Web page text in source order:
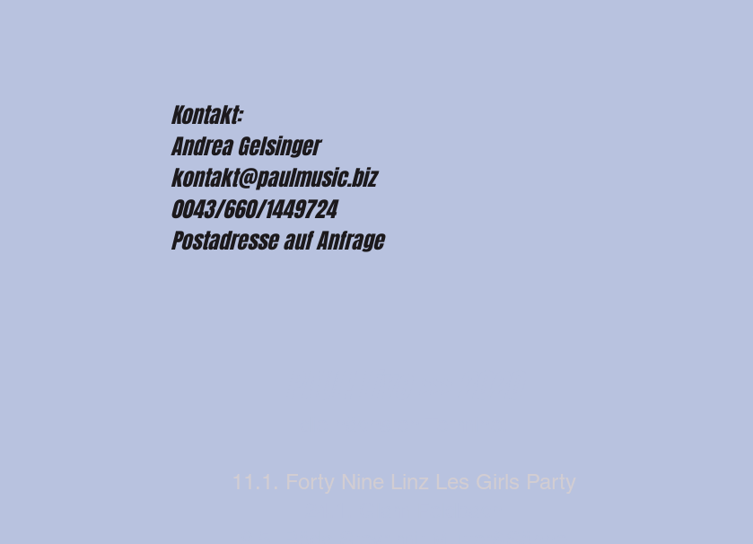
Kontakt:
Andrea Gelsinger
kontakt@paulmusic.biz
0043/660/1449724
Postadresse auf Anfrage
11.1. Forty Nine Linz Les Girls Party